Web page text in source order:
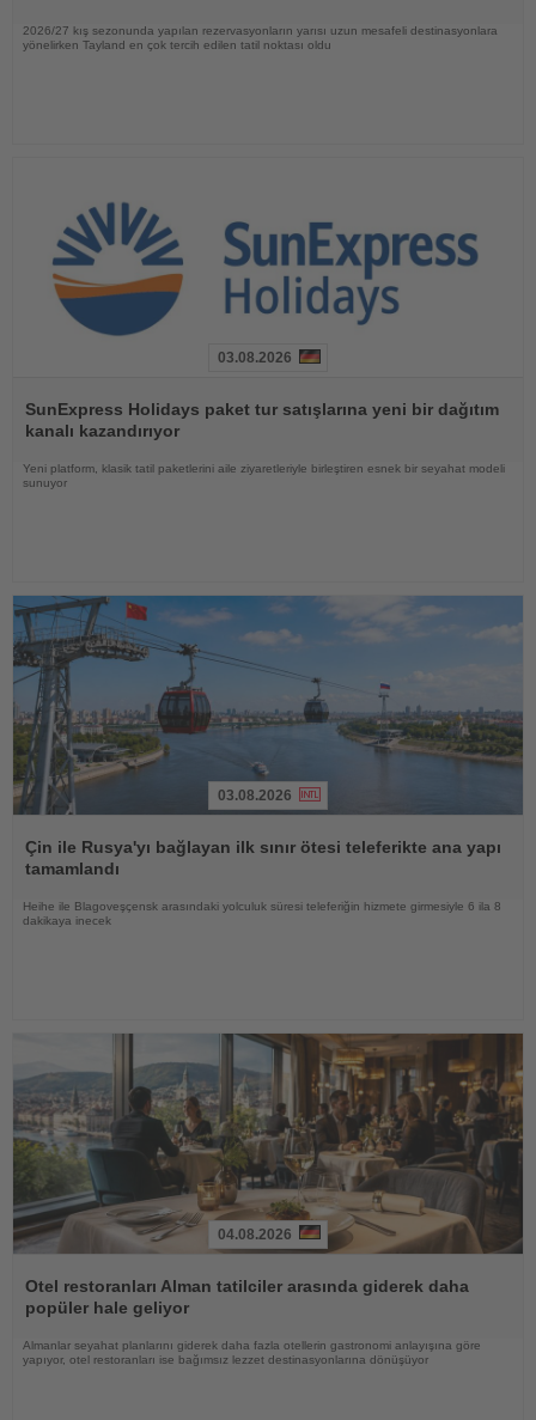
2026/27 kış sezonunda yapılan rezervasyonların yarısı uzun mesafeli destinasyonlara
yönelirken Tayland en çok tercih edilen tatil noktası oldu
Oku
03.08.2026
SunExpress Holidays paket tur satışlarına yeni bir dağıtım
kanalı kazandırıyor
Yeni platform, klasik tatil paketlerini aile ziyaretleriyle birleştiren esnek bir seyahat modeli
sunuyor
Oku
03.08.2026
Çin ile Rusya'yı bağlayan ilk sınır ötesi teleferikte ana yapı
tamamlandı
Heihe ile Blagoveşçensk arasındaki yolculuk süresi teleferiğin hizmete girmesiyle 6 ila 8
dakikaya inecek
Oku
04.08.2026
Otel restoranları Alman tatilciler arasında giderek daha
popüler hale geliyor
Almanlar seyahat planlarını giderek daha fazla otellerin gastronomi anlayışına göre
yapıyor, otel restoranları ise bağımsız lezzet destinasyonlarına dönüşüyor